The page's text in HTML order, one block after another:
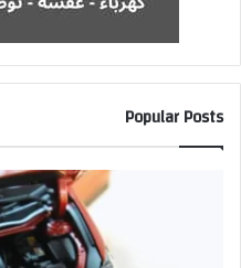
Popular Posts